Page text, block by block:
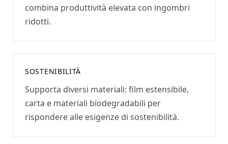
combina produttività elevata con ingombri
ridotti.
SOSTENIBILITÀ
Supporta diversi materiali: film estensibile,
carta e materiali biodegradabili per
rispondere alle esigenze di sostenibilità.